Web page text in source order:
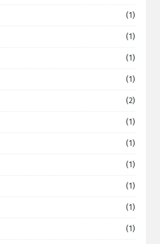
(1)
(1)
(1)
(1)
(2)
(1)
(1)
(1)
(1)
(1)
(1)